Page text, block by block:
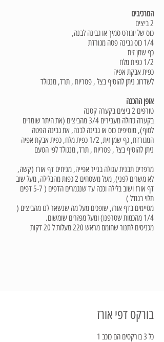
המרכיבים
2 ביצים
כוס של יוגורט סמיך או גבינה לבנה,
1/4 כוס גבינה פטה מגורדת
כף שמן זית
1/2 כפית מלח
כפית אבקת אפיה
לשדרוג ניתן להוסיף בצל , פטריות , תרד, מנגולד
אופן ההכנה
טורפים 2 ביצים בקערה קטנה
בקערה גדולה מעבירים 3/4 מהביצים (את היתר שומרים
לסוף), מוסיפים כוס או גבינה לבנה, את גבינה הפטה
המגורדת, כף שמן זית, 1/2 כפית מלח, כפית אבקת אפיה
ניתן להוסיף בצל , פטריות , תרד, מנגולד לפי הטעם
מרפדים תבנית עגולה בנייר אפייה, מניחים דף אורז (קשה,
לא משרים לפני), מעל משטחים 2 כפות מהבלילה, מעל שוב
דף אורז ושוב בלילה וככה עד שנגמרים הדפים ( 5-7 דפים
תלוי בגודל )
מסיימים בדף אורז, שופכים מעל מה שנשאר לנו מהביצים (
1/4 מהכמות שטרפנו) ומעל מפזרים שומשום.
מכניסים לתנור שחומם מראש 220 מעלות ל 20 דקות
בורקס דפי אורז
כל 3 בורקסים הם כוכב 1